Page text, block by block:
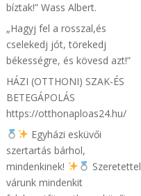
bíztak!” Wass Albert.
„Hagyj fel a rosszal,és
cselekedj jót, törekedj
békességre, és kövesd azt!”
HÁZI (OTTHONI) SZAK-ÉS
BETEGÁPOLÁS
https://otthonaploas24.hu/
Egyházi esküvői
szertartás bárhol,
mindenkinek!
Szeretettel
várunk mindenkit